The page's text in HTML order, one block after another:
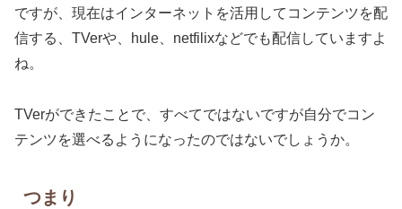
ですが、現在はインターネットを活用してコンテンツを配
信する、TVerや、hule、netfilixなどでも配信していますよ
ね。
TVerができたことで、すべてではないですが自分でコン
テンツを選べるようになったのではないでしょうか。
つまり